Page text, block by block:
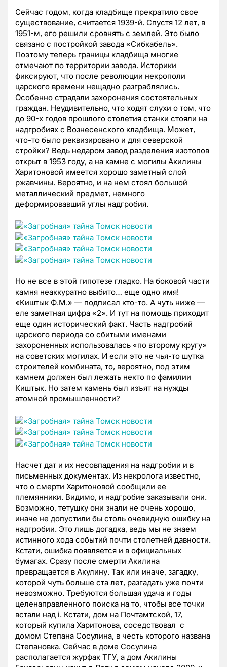
Сейчас годом, когда кладбище прекратило свое
существование, считается 1939-й. Спустя 12 лет, в
1951-м, его решили сровнять с землей. Это было
связано с постройкой завода «Сибкабель».
Поэтому теперь границы кладбища многие
отмечают по территории завода. Историки
фиксируют, что после революции некрополи
царского времени нещадно разграблялись.
Особенно страдали захоронения состоятельных
граждан. Неудивительно, что ходят слухи о том, что
до 90-х годов прошлого столетия станки стояли на
надгробиях с Вознесенского кладбища. Может,
что-то было реквизировано и для северской
стройки? Ведь недаром завод разделения изотопов
открыт в 1953 году, а на камне с могилы Акилины
Харитоновой имеется хорошо заметный слой
ржавчины. Вероятно, и на нем стоял большой
металлический предмет, немного
деформировавший углы надгробия.
Но не все в этой гипотезе гладко. На боковой части
камня неаккуратно выбито… еще одно имя!
«Киштык Ф.М.» — подписал кто-то. А чуть ниже —
еле заметная цифра «2». И тут на помощь приходит
еще один исторический факт. Часть надгробий
царского периода со сбитыми именами
захороненных использовалась «по второму кругу»
на советских могилах. И если это не чья-то шутка
строителей комбината, то, вероятно, под этим
камнем должен был лежать некто по фамилии
Киштык. Но затем камень был изъят на нужды
атомной промышленности?
Насчет дат и их несовпадения на надгробии и в
письменных документах. Из некролога известно,
что о смерти Харитоновой сообщили ее
племянники. Видимо, и надгробие заказывали они.
Возможно, тетушку они знали не очень хорошо,
иначе не допустили бы столь очевидную ошибку на
надгробии. Это лишь догадка, ведь мы не знаем
истинного хода событий почти столетней давности.
Кстати, ошибка появляется и в официальных
бумагах. Сразу после смерти Акилина
превращается в Акулину. Так или иначе, загадку,
которой чуть больше ста лет, разгадать уже почти
невозможно. Требуются большая удача и годы
целенаправленного поиска на то, чтобы все точки
встали над i. Кстати, дом на Почтамтской, 17,
который купила Харитонова, соседствовал с
домом Степана Сосулина, в честь которого названа
Степановка. Сейчас в доме Сосулина
располагается журфак ТГУ, а дом Акилины